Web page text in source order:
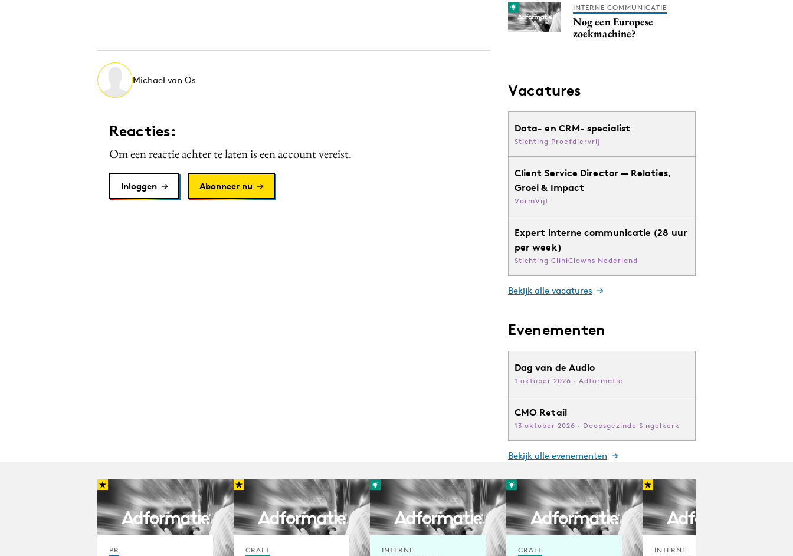
Michael van Os
Reacties:
Om een reactie achter te laten is een account vereist.
Inloggen Abonneer nu
INTERNE COMMUNICATIE
Nog een Europese
zoekmachine?
Vacatures
Data- en CRM- specialist
Stichting Proefdiervrij
Client Service Director — Relaties,
Groei & Impact
VormVijf
Expert interne communicatie (28 uur
per week)
Stichting CliniClowns Nederland
Bekijk alle vacatures
Evenementen
Dag van de Audio
1 oktober 2026 · Adformatie
CMO Retail
13 oktober 2026 · Doopsgezinde Singelkerk
Bekijk alle evenementen
PR CRAFT
INTERNE
CRAFT
INTERNE